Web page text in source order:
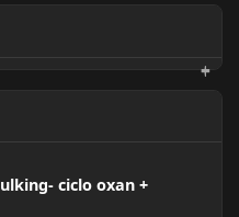
ciclo oxan +